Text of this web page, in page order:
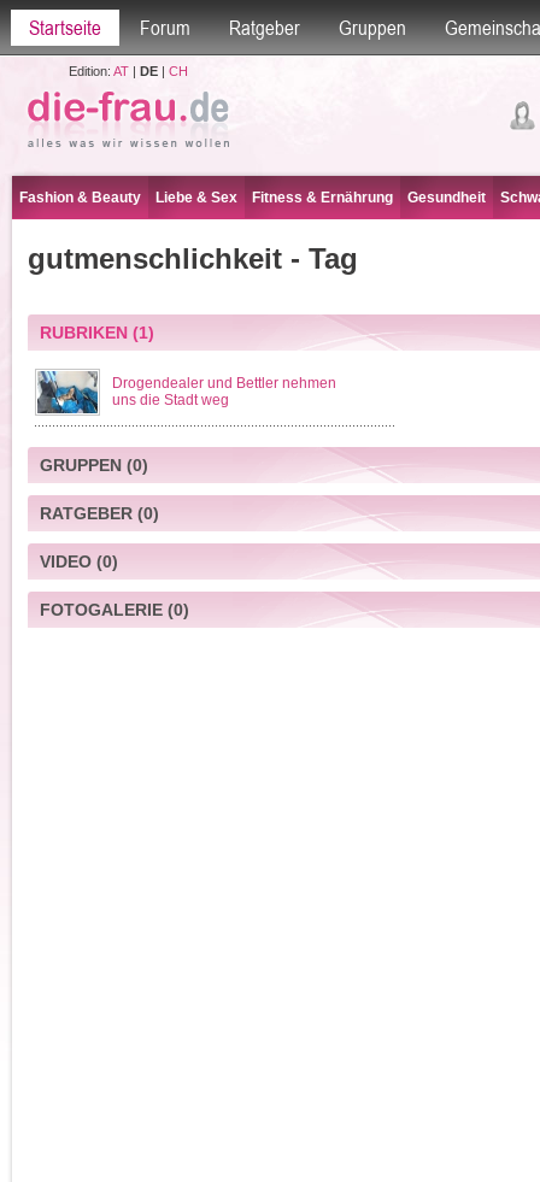
Startseite Forum Ratgeber Gruppen
Edition: AT| DE| CH
Fashion & Beauty Liebe & Sex Fitness & Ernährung Gesundheit
gutmenschlichkeit - Tag
RUBRIKEN(1)
Drogendealer und Bettler nehmen
uns die Stadt weg
GRUPPEN(0)
RATGEBER(0)
VIDEO(0)
FOTOGALERIE(0)